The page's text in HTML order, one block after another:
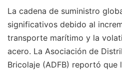
La cadena de suministro
significativos debido al
transporte marítimo y la
acero. La Asociación de
Bricolaje (ADFB) reportó que